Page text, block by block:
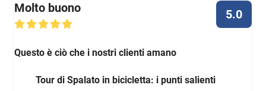
Molto buono 5.0
Questo è ciò che i nostri clienti amano
Tour di Spalato in bicicletta: i punti salienti